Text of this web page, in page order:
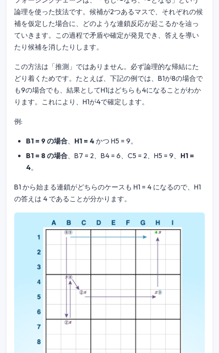
論理を使った技法です。候補が2つあるマスで、それぞれの候
補を仮定した場合に、どのような連鎖反応が起こるかを辿っ
ていきます。この過程で矛盾や確定が発見でき、答えを導い
たり候補を消したりします。
この方法は「推測」ではありません。必ず論理的な帰結にた
どり着くためです。たとえば、下記の例では、B1が8の場合で
も9の場合でも、結果としてH1はどちらも4になることがわか
ります。これにより、H1が4で確定します。
例:
B1 = 9 の場合、 H1 = 4かつ H5 = 9。
B1 = 8 の場合、B7 = 2、B4 = 6、C5 = 2、H5 = 9、 H1 =
4。
B1 から始まる連鎖がどちらのケースも H1 = 4 になるので、H1
の答えは 4 であることが分かります。